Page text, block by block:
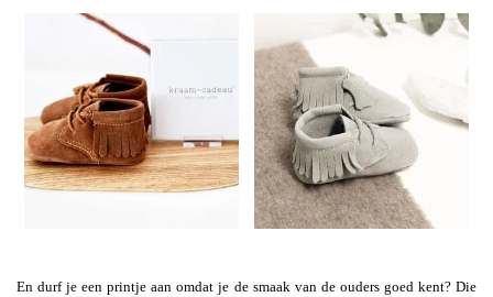
En durf je een printje aan omdat je de smaak van de ouders goed kent? Die